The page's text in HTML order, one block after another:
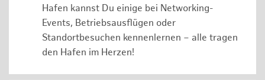
Hafen kannst Du einige bei Networking-
Events, Betriebsausflügen oder
Standortbesuchen kennenlernen – alle tragen
den Hafen im Herzen!